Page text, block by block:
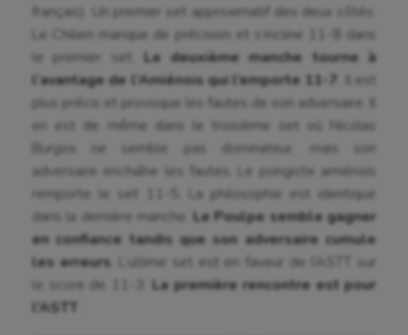
français). Un premier set approximatif des deux côtés.
Le Chilien manque de précision et s’incline 11-8 dans
le premier set.La deuxième manche tourne à
l’avantage de l’Amiénois qui l’emporte 11-7 . Il est
plus précis et provoque les fautes de son adversaire. Il
en est de même dans le troisième set où Nicolas
Burgos ne semble pas dominateur, mais son
adversaire enchaîne les fautes. Le pongiste amiénois
remporte le set 11-5. La philosophie est identique
dans la dernière manche. Le Poulpe semble gagner
en confiance tandis que son adversaire cumule
les erreurs . L’ultime set est en faveur de l’ASTT sur
le score de 11-3. La première rencontre est pour
l’ASTT